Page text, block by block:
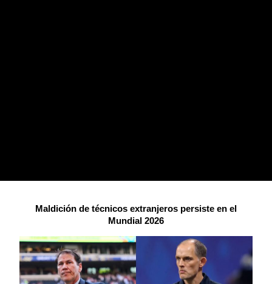
Maldición de técnicos extranjeros persiste en el
Mundial 2026